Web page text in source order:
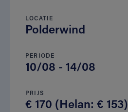
LOCATIE
Polderwind
PERIODE
10/08 - 14/08
PRIJS
€ 170 (Helan: € 153)